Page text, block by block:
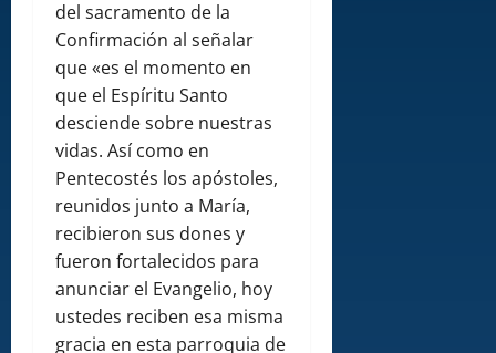
del sacramento de la
Confirmación al señalar
que «es el momento en
que el Espíritu Santo
desciende sobre nuestras
vidas. Así como en
Pentecostés los apóstoles,
reunidos junto a María,
recibieron sus dones y
fueron fortalecidos para
anunciar el Evangelio, hoy
ustedes reciben esa misma
gracia en esta parroquia de